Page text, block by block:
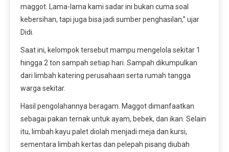
maggot. Lama-lama kami sadar ini bukan cuma soal
kebersihan, tapi juga bisa jadi sumber penghasilan,” ujar
Didi.
Saat ini, kelompok tersebut mampu mengelola sekitar 1
hingga 2 ton sampah setiap hari. Sampah dikumpulkan
dari limbah katering perusahaan serta rumah tangga
warga sekitar.
Hasil pengolahannya beragam. Maggot dimanfaatkan
sebagai pakan ternak untuk ayam, bebek, dan ikan. Selain
itu, limbah kayu palet diolah menjadi meja dan kursi,
sementara limbah kertas dan pelepah pisang diubah